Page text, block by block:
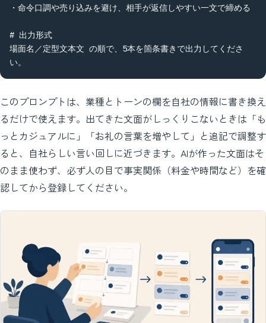
・命令口調や売り込みを避け、相手が返信しやすい一文で締める
# 出力形式
場面名／定型文本文 の順で、5本を箇条書きで出力してくださ
い。
このプロンプトは、業種とトーンの欄を自社の情報に書き換え
るだけで使えます。出てきた文面がしっくりこないときは「も
っとカジュアルに」「お礼の言葉を増やして」と追記で調整す
ると、自社らしい言い回しに近づきます。AIが作った文面はそ
のまま使わず、必ず人の目で事実関係（料金や時間など）を確
認してから登録してください。